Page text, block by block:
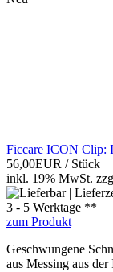
Ficcare ICON Clip:
56,00EUR / Stück
inkl. 19% MwSt.
3 - 5 Werktage **
zum Produkt
Geschwungene
aus Messing aus